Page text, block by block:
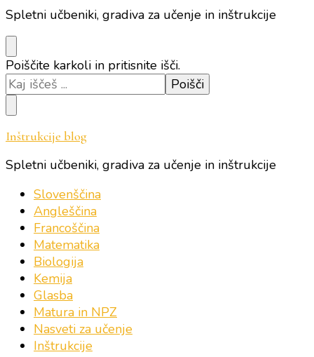
Spletni učbeniki, gradiva za učenje in inštrukcije
Iščeš
kaj?
Poiščite karkoli in pritisnite išči.
Inštrukcije blog
Spletni učbeniki, gradiva za učenje in inštrukcije
Slovenščina
Angleščina
Francoščina
Matematika
Biologija
Kemija
Glasba
Matura in NPZ
Nasveti za učenje
Inštrukcije